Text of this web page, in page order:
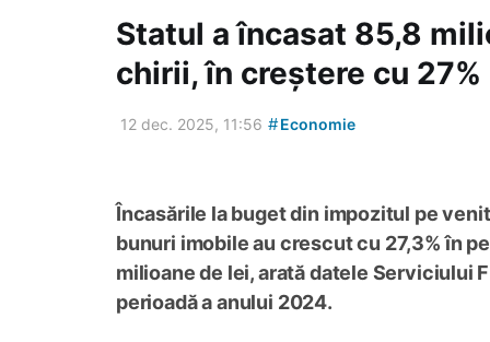
Statul a încasat 85,8
chirii, în creștere cu 27%
12 dec. 2025, 11:56 #Economie
Încasările la buget din impozitul pe
bunuri imobile au crescut cu 27,3% în
milioane de lei, arată datele Serviciului
perioadă a anului 2024.